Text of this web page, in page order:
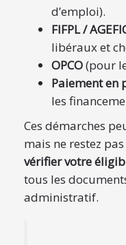
d’emploi).
FIFPL /
libéraux et
OPCO(pour
Paiement en
les
Ces démarches
mais ne restez pas
vérifier votre
tous les
administratif.